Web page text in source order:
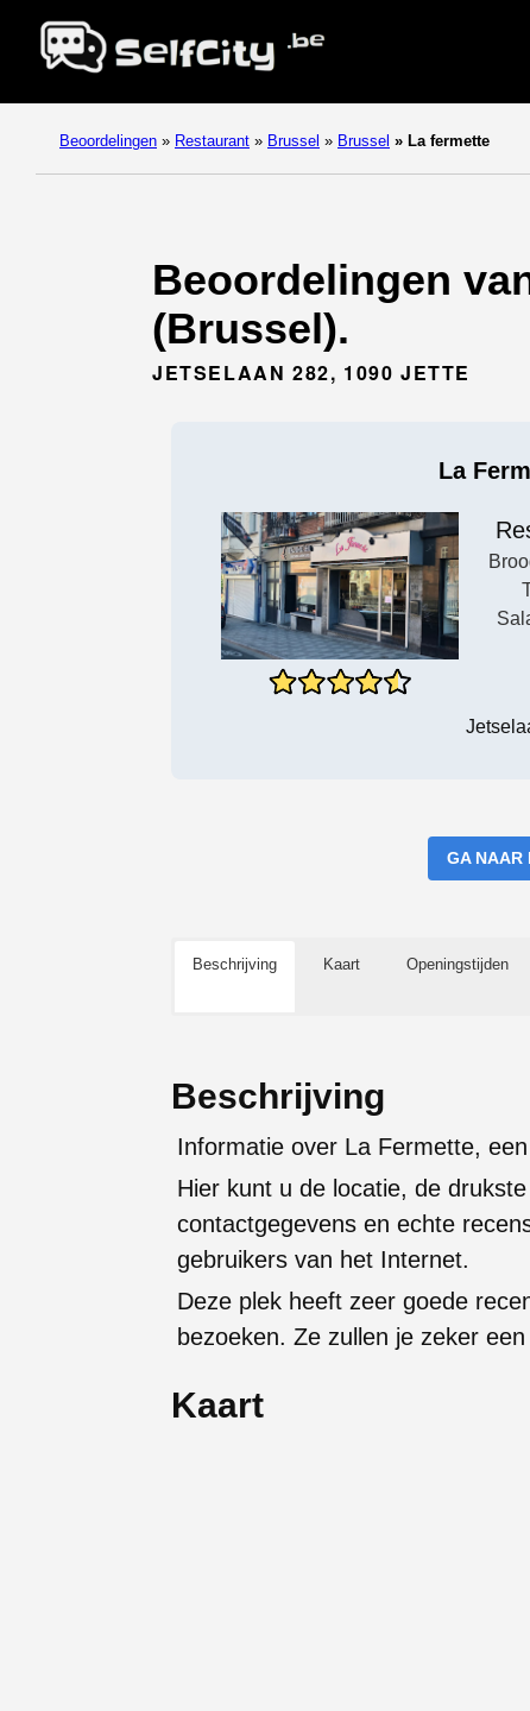
Beoordelingen » Restaurant » Brussel » Brussel » La fermette
Beoordelingen
(Brussel).
JETSELAAN 282, 1090 JETTE
La
GA NAAR
Beschrijving Kaart Openingstijden
Beschrijving
Informatie over La Fermette,
Hier kunt u de locatie, de
contactgegevens en echte
gebruikers van het Internet.
Deze plek heeft zeer goede
bezoeken. Ze zullen je zeker
Kaart